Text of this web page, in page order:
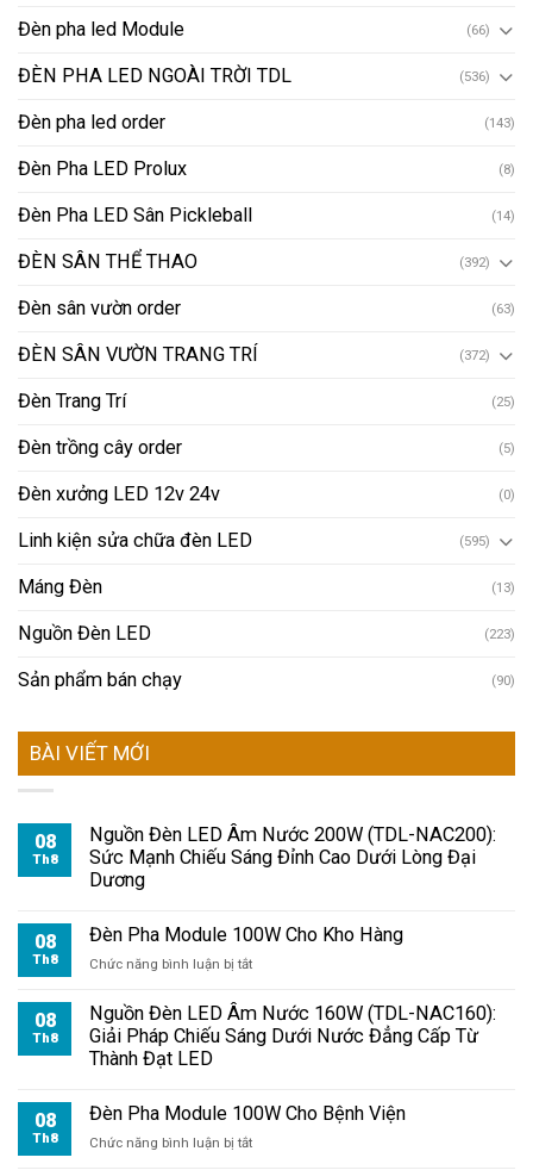
Đèn pha led Module (66)
ĐÈN PHA LED NGOÀI TRỜI TDL (536)
Đèn pha led order (143)
Đèn Pha LED Prolux (8)
Đèn Pha LED Sân Pickleball (14)
ĐÈN SÂN THỂ THAO (392)
Đèn sân vườn order (63)
ĐÈN SÂN VƯỜN TRANG TRÍ (372)
Đèn Trang Trí (25)
Đèn trồng cây order (5)
Đèn xưởng LED 12v 24v (0)
Linh kiện sửa chữa đèn LED (595)
Máng Đèn (13)
Nguồn Đèn LED (223)
Sản phẩm bán chạy (90)
BÀI VIẾT MỚI
08
Th8
Nguồn Đèn LED Âm Nước 200W (TDL-NAC200):
Sức Mạnh Chiếu Sáng Đỉnh Cao Dưới Lòng Đại
Dương
08
Th8
Đèn Pha Module 100W Cho Kho Hàng
Chức năng bình luận bị tắtở
Pha
Module
100W
Hàng
08
Th8
Nguồn Đèn LED Âm Nước 160W (TDL-NAC160):
Giải Pháp Chiếu Sáng Dưới Nước Đẳng Cấp Từ
Thành Đạt LED
08
Th8
Đèn Pha Module 100W Cho Bệnh Viện
Chức năng bình luận bị tắtở